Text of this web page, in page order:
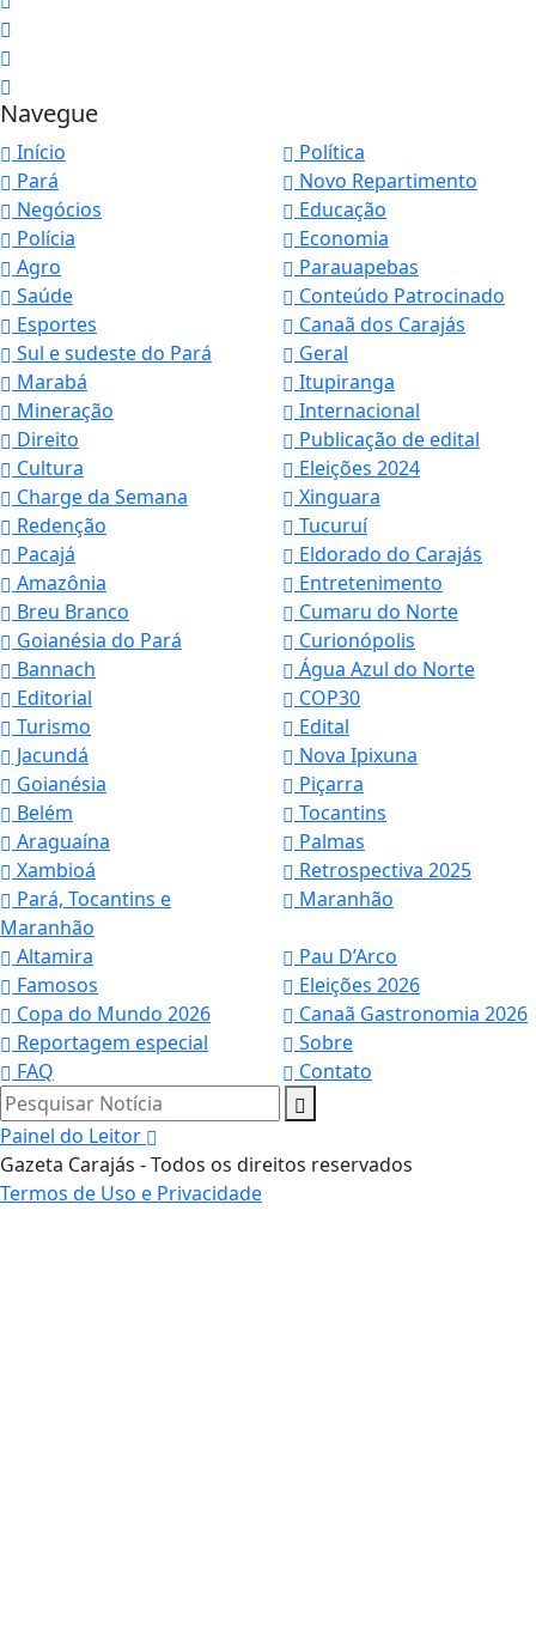
Navegue
Início
Política
Pará
Novo Repartimento
Negócios
Educação
Polícia
Economia
Agro
Parauapebas
Saúde
Conteúdo Patrocinado
Esportes
Canaã dos Carajás
Sul e sudeste do Pará
Geral
Marabá
Itupiranga
Mineração
Internacional
Direito
Publicação de edital
Cultura
Eleições 2024
Charge da Semana
Xinguara
Redenção
Tucuruí
Pacajá
Eldorado do Carajás
Amazônia
Entretenimento
Breu Branco
Cumaru do Norte
Goianésia do Pará
Curionópolis
Bannach
Água Azul do Norte
Editorial
COP30
Turismo
Edital
Jacundá
Nova Ipixuna
Goianésia
Piçarra
Belém
Tocantins
Araguaína
Palmas
Xambioá
Retrospectiva 2025
Pará, Tocantins e
Maranhão
Maranhão
Altamira
Pau D’Arco
Famosos
Eleições 2026
Copa do Mundo 2026
Canaã Gastronomia 2026
Reportagem especial
Sobre
FAQ
Contato
Pesquisar Notícia
Painel do Leitor
Gazeta Carajás - Todos os direitos reservados
Termos de Uso e Privacidade